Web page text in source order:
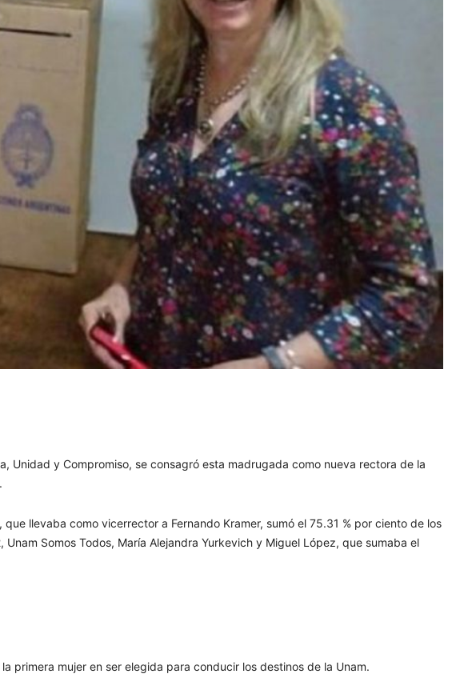
Unidad y Compromiso, se consagró esta madrugada como nueva rectora de la
llevaba como vicerrector a Fernando Kramer, sumó el 75.31 % por ciento de los
Somos Todos, María Alejandra Yurkevich y Miguel López, que sumaba el
primera mujer en ser elegida para conducir los destinos de la Unam.